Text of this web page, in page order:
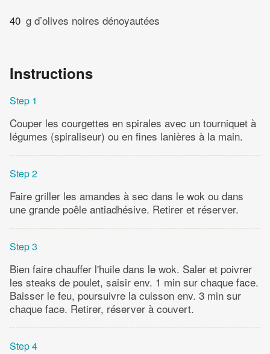
40 g d’olives noires dénoyautées
Instructions
Step 1
Couper les courgettes en spirales avec un tourniquet à
légumes (spiraliseur) ou en fines lanières à la main.
Step 2
Faire griller les amandes à sec dans le wok ou dans
une grande poêle antiadhésive. Retirer et réserver.
Step 3
Bien faire chauffer l'huile dans le wok. Saler et poivrer
les steaks de poulet, saisir env. 1 min sur chaque face.
Baisser le feu, poursuivre la cuisson env. 3 min sur
chaque face. Retirer, réserver à couvert.
Step 4